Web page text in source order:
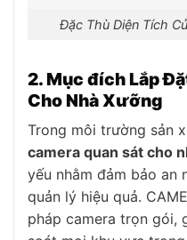
Đặc Thù Diện Tích
2. Mục đích Lắp
Cho Nhà Xưỡng
Trong môi trường sản
camera quan sát cho
yếu nhằm đảm bảo an
quản lý hiệu quả.
pháp camera trọn gói,